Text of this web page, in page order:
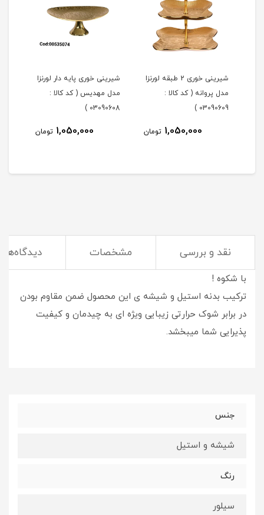
شیرینی خوری 2 طبقه لورنزا
مدل پروانه ( کد کالا :
03090609 )
1,050,000 تومان
شیرینی خوری پایه دار لورنزا
مدل مهدیس ( کد کالا :
03090608 )
1,050,000 تومان
نقد و بررسی مشخصات دیدگاه‌ها
فنجان دسته دار استیل حلقه ای مدل نگین دار
برای میزبانی
با شکوه !
ترکیب بدنه استیل و شیشه ی این محصول ضمن مقاوم بودن
در برابر شوک حرارتی زیبایی ویژه ای به چیدمان و کیفیت
پذیرایی شما میبخشد.
جنس
شیشه و استیل
رنگ
سیلور